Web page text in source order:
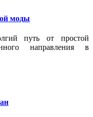
моды
путь от простой
направления в